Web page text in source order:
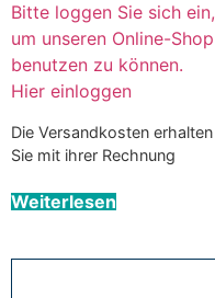
Bitte loggen Sie sich ein,
um unseren Online-Shop
benutzen zu können.
Hier einloggen
Die Versandkosten erhalten
Sie mit ihrer Rechnung
Weiterlesen